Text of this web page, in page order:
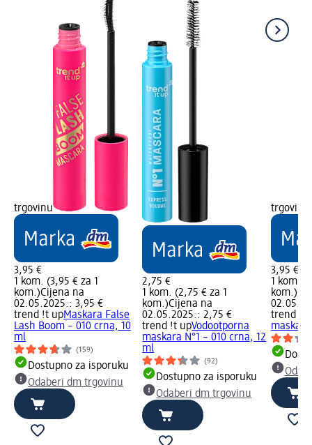
trgovinu
3,95 €
1 kom. (3,95 € za 1
kom.)Cijena na
02.05.2025.: 3,95 €
trend !t upMaskara False
Lash Boom – 010 crna, 10
ml
(159)
Dostupno za isporuku
Odaberi dm trgovinu
2,75 €
1 kom. (2,75 € za 1
kom.)Cijena na
02.05.2025.: 2,75 €
trend !t upVodootporna
maskara N°1 – 010 crna, 12
ml
(92)
Dostupno za isporuku
Odaberi dm trgovinu
trgovinu
3,95 €
1 kom.
kom.)
trend !t